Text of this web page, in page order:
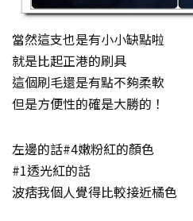
當然這支也是有小小缺點啦
就是比起正港的刷具
這個刷毛還是有點不夠柔軟
但是方便性的確是大勝的！
左邊的話#4嫩粉紅的顏色
#1透光紅的話
波痞我個人覺得比較接近橘色